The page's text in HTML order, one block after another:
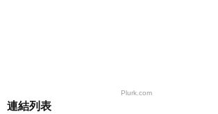
Plurk.com
連結列表